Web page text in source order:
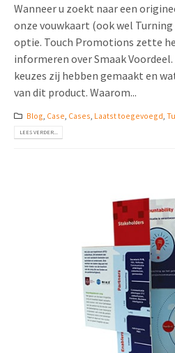
Wanneer u zoekt naar een
onze vouwkaart (ook wel Turning
optie. Touch Promotions zette
informeren over Smaak
keuzes zij hebben gemaakt en
van dit product. Waarom...
Blog, Case, Cases, Laatst toegevoegd,
LEES VERDER...